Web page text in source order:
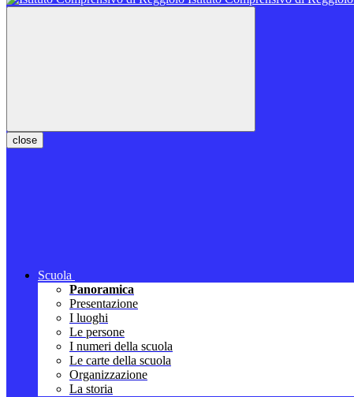
close
Scuola
Panoramica
Presentazione
I luoghi
Le persone
I numeri della scuola
Le carte della scuola
Organizzazione
La storia